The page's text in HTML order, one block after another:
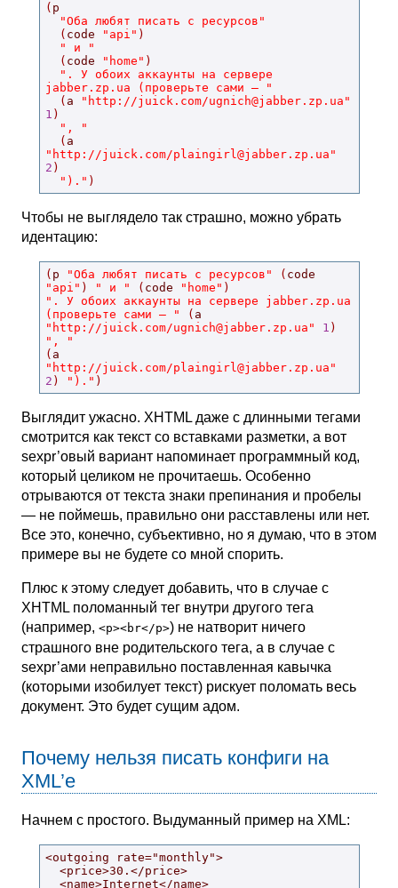
( p
"Оба любят писать с ресурсов"
( code "api" )
" и "
( code "home" )
". У обоих аккаунты на сервере
jabber.zp.ua (проверьте сами — "
( a "http://juick.com/ugnich@jabber.zp.ua "
1 )
", "
(
"http://juick.com/plaingirl@jabber.zp.ua "
2 )
")." )
Чтобы не выглядело так страшно, можно убрать
идентацию:
( p "Оба любят писать с ресурсов" (
"api" ) " и " ( code "home" )
". У обоих аккаунты на сервере jabber.zp.ua
(проверьте сами — "
(
"http://juick.com/ugnich@jabber.zp.ua " 1 )
", "
(
"http://juick.com/plaingirl@jabber.zp.ua "
2 ) ")." )
Выглядит ужасно. XHTML даже с длинными тегами
смотрится как текст со вставками разметки, а вот
sexpr’овый вариант напоминает программный код,
который целиком не прочитаешь. Особенно
отрываются от текста знаки препинания и пробелы
— не поймешь, правильно они расставлены или нет.
Все это, конечно, субъективно, но я думаю, что в этом
примере вы не будете со мной спорить.
Плюс к этому следует добавить, что в случае с
XHTML поломанный тег внутри другого тега
(например, <p><br</p>) не натворит ничего
страшного вне родительского тега, а в случае с
sexpr’ами неправильно поставленная кавычка
(которыми изобилует текст) рискует поломать весь
документ. Это будет сущим адом.
Почему нельзя писать конфиги на
XML’е
Начнем с простого. Выдуманный пример на XML:
<outgoing rate="monthly">